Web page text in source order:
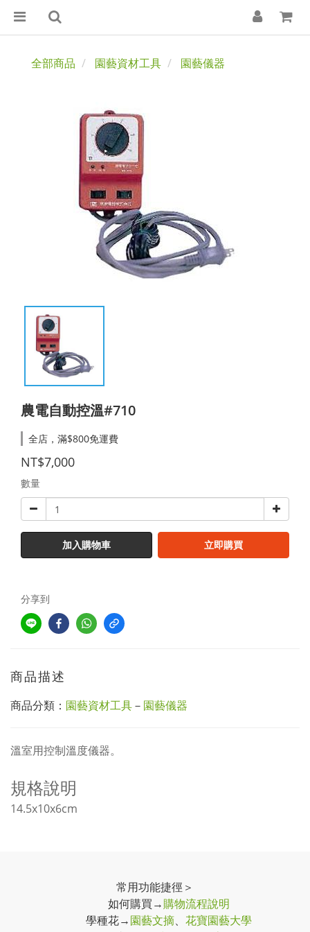
全部商品 園藝資材工具 園藝儀器
農電自動控溫#710
全店，滿$800免運費
NT$7,000
數量
加入購物車 立即購買
分享到
商品描述
商品分類： 園藝資材工具－ 園藝儀器
溫室用控制溫度儀器。
規格說明
14.5x10x6cm
常用功能捷徑＞
如何購買→購物流程說明
學種花→園藝文摘、 花寶園藝大學